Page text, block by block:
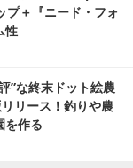
＋『ニード・フォ
性
”な終末ドット絵農
リース！釣りや農
を作る